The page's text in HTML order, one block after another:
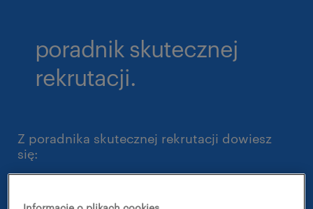
poradnik skutecznej
rekrutacji.
Z poradnika skutecznej rekrutacji dowiesz
się: